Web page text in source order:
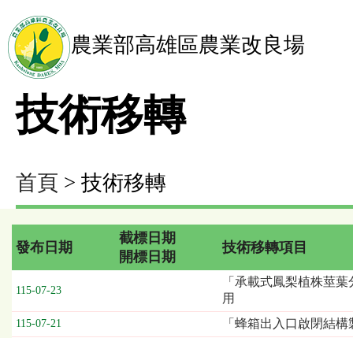
農業部高雄區農業改良場
技術移轉
首頁 > 技術移轉
術
移
轉
發布日期
截標日期
開標日期
技術移轉項目
115-07-23
「承載式鳳梨植株莖
用
115-07-21 「蜂箱出入口啟閉結